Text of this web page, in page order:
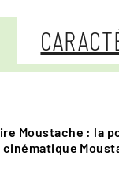
Moustache :